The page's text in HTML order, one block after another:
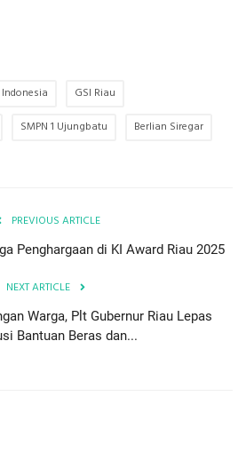
GSI Riau
SMPN 1 Ujungbatu Berlian Siregar
PREVIOUS ARTICLE
Penghargaan di KI Award Riau 2025
NEXT ARTICLE
Warga, Plt Gubernur Riau Lepas
Bantuan Beras dan...